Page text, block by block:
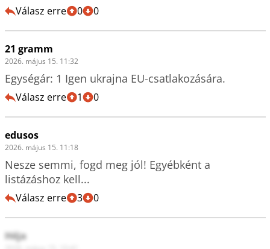
Válasz erre 0 0
21 gramm
2026. május 15. 11:32
Egységár: 1 Igen ukrajna EU-csatlakozására.
Válasz erre 1 0
edusos
2026. május 15. 11:18
Nesze semmi, fogd meg jól! Egyébként a
listázáshoz kell...
Válasz erre 3 0
Héja